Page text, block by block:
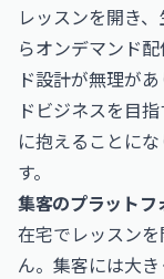
レッスンを開き
らオンデマンド
ド設計が無理が
ドビジネスを目
に抱えることに
す。
集客のプラットフ
在宅でレッスン
ん。集客には大き